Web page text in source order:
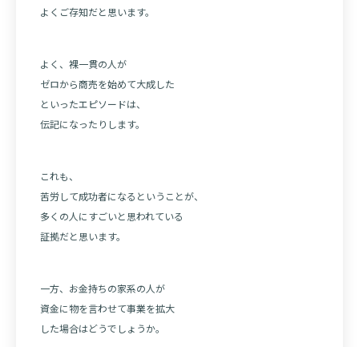
よくご存知だと思います。
よく、裸一貫の人が
ゼロから商売を始めて大成した
といったエピソードは、
伝記になったりします。
これも、
苦労して成功者になるということが、
多くの人にすごいと思われている
証拠だと思います。
一方、お金持ちの家系の人が
資金に物を言わせて事業を拡大
した場合はどうでしょうか。